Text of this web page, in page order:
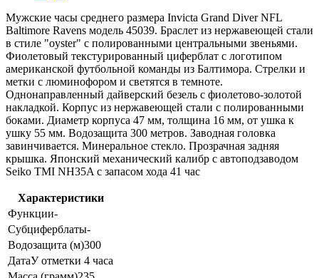
Мужские часы среднего размера Invicta Grand Diver NFL
Baltimore Ravens модель 45039. Браслет из нержавеющей стали
в стиле "oyster" с полированными центральными звеньями.
Фиолетовый текстурированный циферблат с логотипом
американской футбольной команды из Балтимора. Стрелки и
метки с люминофором и светятся в темноте.
Однонаправленный дайверский безель с фиолетово-золотой
накладкой. Корпус из нержавеющей стали с полированными
боками. Диаметр корпуса 47 мм, толщина 16 мм, от ушка к
ушку 55 мм. Водозащита 300 метров. Заводная головка
завинчивается. Минеральное стекло. Прозрачная задняя
крышка. Японский механический калибр с автоподзаводом
Seiko TMI NH35A с запасом хода 41 час
Характеристики
Функции-
Субциферблаты-
Водозащита (м)300
ДатаУ отметки 4 часа